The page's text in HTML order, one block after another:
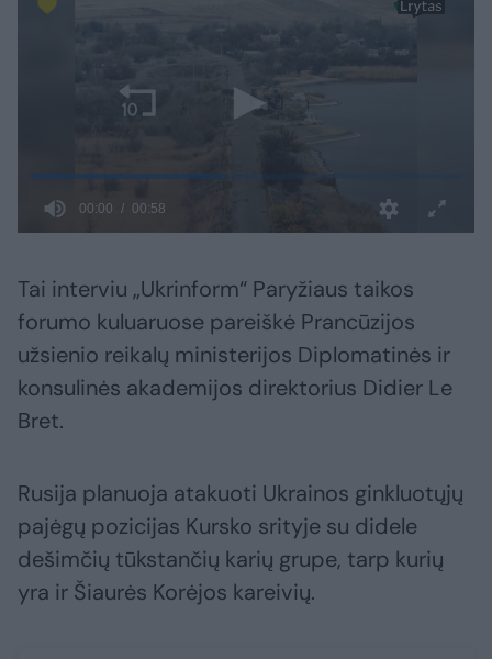
Tai interviu „Ukrinform“ Paryžiaus taikos
forumo kuluaruose pareiškė Prancūzijos
užsienio reikalų ministerijos Diplomatinės ir
konsulinės akademijos direktorius Didier Le
Bret.
Rusija planuoja atakuoti Ukrainos ginkluotųjų
pajėgų pozicijas Kursko srityje su didele
dešimčių tūkstančių karių grupe, tarp kurių
yra ir Šiaurės Korėjos kareivių.